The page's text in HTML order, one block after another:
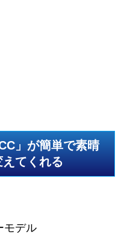
」が簡単で素晴
てくれる
モデル